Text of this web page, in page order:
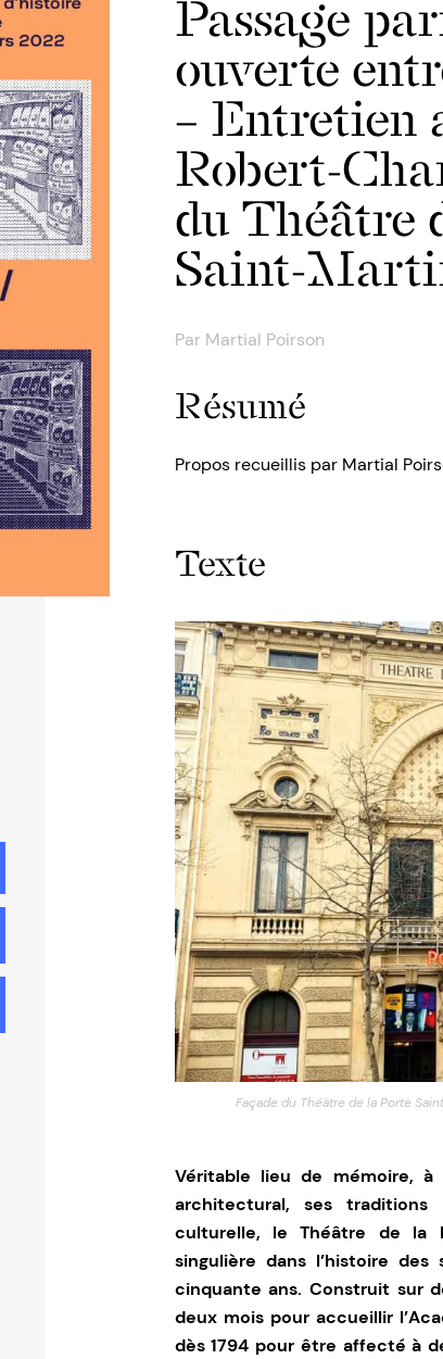
Passage
ouverte
– Entretien
Robert-
du Théâtre
Saint-
Par Martial Poirson
Résumé
Propos recueillis par Martial
Texte
Façade du Théâtre de la Porte
Véritable lieu de mémoire,
architectural, ses
culturelle, le Théâtre de la
singulière dans l’histoire
cinquante ans. Construit sur
deux mois pour accueillir
dès 1794 pour être affecté à